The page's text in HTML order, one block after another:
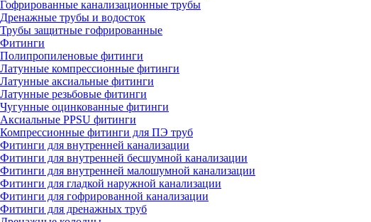
Гофрированные канализационные трубы
Дренажные трубы и водосток
Трубы защитные гофрированные
Фитинги
Полипропиленовые фитинги
Латунные компрессионные фитинги
Латунные аксиальные фитинги
Латунные резьбовые фитинги
Чугунные оцинкованные фитинги
Аксиальные PPSU фитинги
Компрессионные фитинги для ПЭ труб
Фитинги для внутренней канализации
Фитинги для внутренней бесшумной канализации
Фитинги для внутренней малошумной канализации
Фитинги для гладкой наружной канализации
Фитинги для гофрированной канализации
Фитинги для дренажных труб